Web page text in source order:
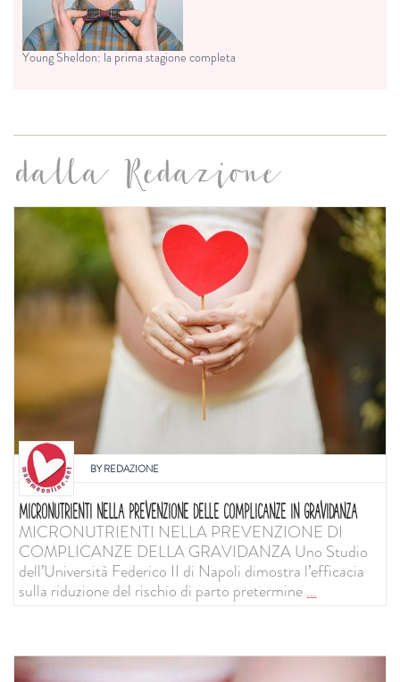
Young Sheldon: la prima stagione completa
dalla Redazione
BYREDAZIONE
MICRONUTRIENTI NELLA PREVENZIONE DELLE COMPLICANZE IN GRAVIDANZA
MICRONUTRIENTI NELLA PREVENZIONE DI
COMPLICANZE DELLA GRAVIDANZA Uno Studio
dell’Università Federico II di Napoli dimostra l’efficacia
sulla riduzione del rischio di parto pretermine...